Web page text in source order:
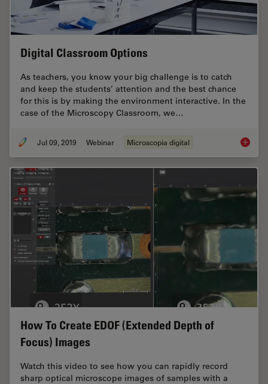
Digital Classroom Options
As teachers, you know your big challenge is to catch
and keep the students’ attention and the best chance
for this is by making the environment interactive. In the
case of the Microscopy Classroom, we…
Jul 09, 2019 Webinar Microscopia digital Digital
How To Create EDOF (Extended Depth of
Focus) Images
Watch this video to see how you can rapidly record
sharp optical microscope images of samples with a